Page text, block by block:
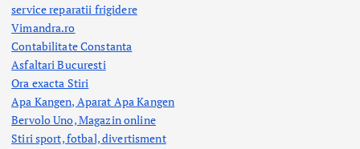
service reparatii frigidere
Vimandra.ro
Contabilitate Constanta
Asfaltari Bucuresti
Ora exacta Stiri
Apa Kangen, Aparat Apa Kangen
Bervolo Uno, Magazin online
Stiri sport, fotbal,divertisment